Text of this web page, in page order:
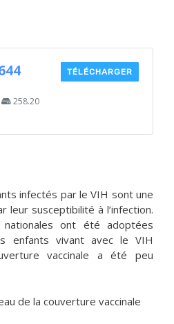
258.20
TÉLÉCHARGER
infectés par le VIH sont une
leur susceptibilité à l’infection.
nationales ont été adoptées
enfants vivant avec le VIH
vaccinale a été peu
de la couverture vaccinale